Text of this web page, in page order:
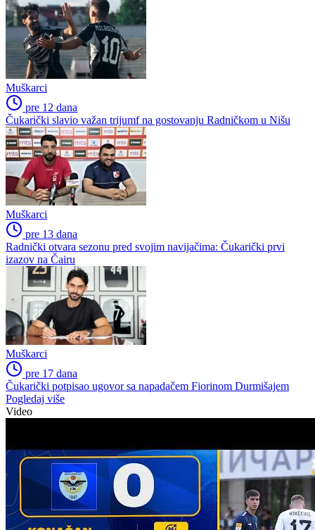
Muškarci
pre 12 dana
Čukarički slavio važan trijumf na gostovanju Radničkom u Nišu
Muškarci
pre 13 dana
Radnički otvara sezonu pred svojim navijačima: Čukarički prvi
izazov na Čairu
Muškarci
pre 17 dana
Čukarički potpisao ugovor sa napadačem Fiorinom Durmišajem
Pogledaj više
Video